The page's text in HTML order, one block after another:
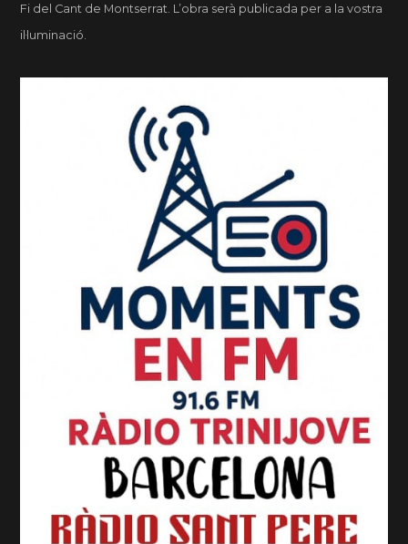
Fi del Cant de Montserrat. L’obra serà publicada per a la vostra
il·luminació.